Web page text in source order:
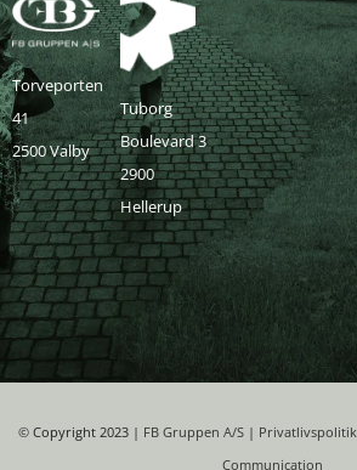
Torveporten
41
2500 Valby
Tuborg
Boulevard 3
2900
Hellerup
©Copyright 2023 | FB Gruppen A/S| Privatlivspolitik
Communication